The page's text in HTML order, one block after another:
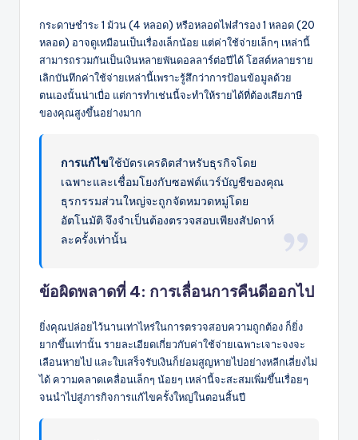
กระดาษชำระ 1 ม้วน (4 หลอด) หรือหลอดไฟสำรอง 1 หลอด (20
หลอด) อาจดูเหมือนเป็นเรื่องเล็กน้อย แต่ค่าใช้จ่ายเล็กๆ เหล่านี้
สามารถรวมกันเป็นเงินหลายพันดอลลาร์ต่อปีได้ โฮสต์หลายราย
เลิกบันทึกค่าใช้จ่ายเหล่านี้เพราะรู้สึกว่าการป้อนข้อมูลด้วย
ตนเองนั้นน่าเบื่อ แต่การทำเช่นนี้จะทำให้รายได้ที่ต้องเสียภาษี
ของคุณสูงขึ้นอย่างมาก
การแก้ไขใช้บัตรเครดิตสำหรับธุรกิจโดย
เฉพาะและเชื่อมโยงกับซอฟต์แวร์บัญชีของคุณ
ธุรกรรมส่วนใหญ่จะถูกจัดหมวดหมู่โดย
อัตโนมัติ จึงจำเป็นต้องตรวจสอบเพียงสัปดาห์
ละครั้งเท่านั้น
ข้อผิดพลาดที่ 4: การเลื่อนการคืนดีออกไป
ยิ่งคุณปล่อยไว้นานเท่าไหร่ในการตรวจสอบความถูกต้อง ก็ยิ่ง
ยากขึ้นเท่านั้น รายละเอียดเกี่ยวกับค่าใช้จ่ายเฉพาะเจาะจงจะ
เลือนหายไป และใบเสร็จรับเงินก็ย่อมสูญหายไปอย่างหลีกเลี่ยงไม่
ได้ ความคลาดเคลื่อนเล็กๆ น้อยๆ เหล่านี้จะสะสมเพิ่มขึ้นเรื่อยๆ
จนนำไปสู่ภารกิจการแก้ไขครั้งใหญ่ในตอนสิ้นปี